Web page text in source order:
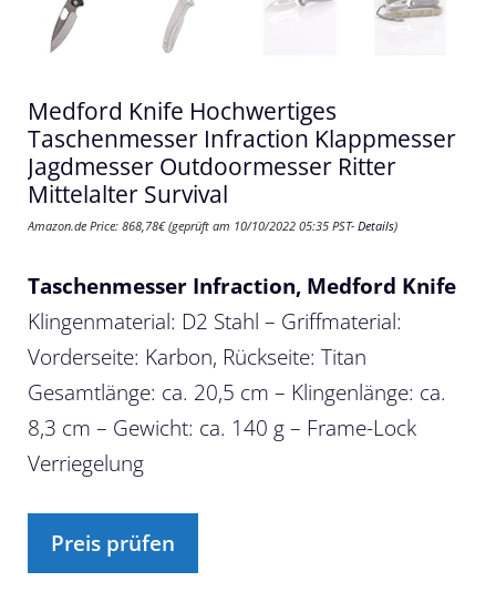
Medford Knife Hochwertiges
Taschenmesser Infraction Klappmesser
Jagdmesser Outdoormesser Ritter
Mittelalter Survival
Amazon.de Price: 868,78€(geprüft am 10/10/2022 05:35 PST- Details)
Taschenmesser Infraction, Medford Knife
Klingenmaterial: D2 Stahl – Griffmaterial:
Vorderseite: Karbon, Rückseite: Titan
Gesamtlänge: ca. 20,5 cm – Klingenlänge: ca.
8,3 cm – Gewicht: ca. 140 g – Frame-Lock
Verriegelung
Preis prüfen